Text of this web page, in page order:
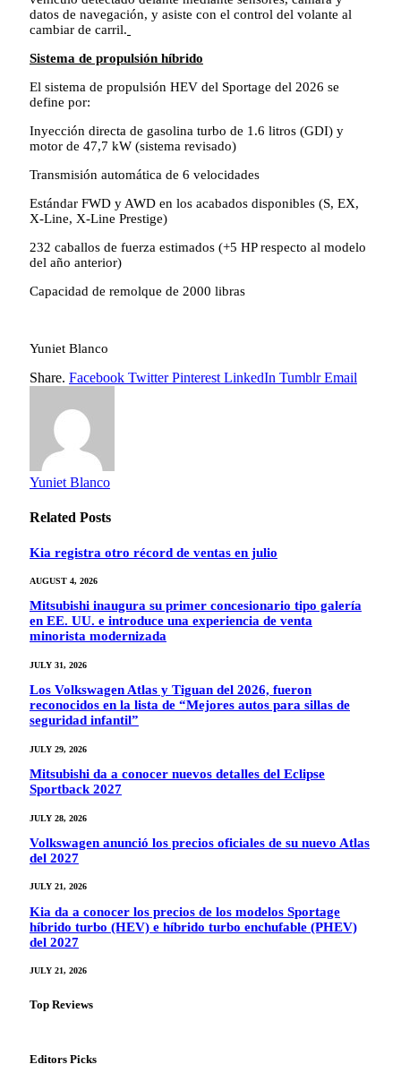
datos de navegación, y asiste con el control del volante al
cambiar de carril.
Sistema de propulsión híbrido
El sistema de propulsión HEV del Sportage del 2026 se
define por:
Inyección directa de gasolina turbo de 1.6 litros (GDI) y
motor de 47,7 kW (sistema revisado)
Transmisión automática de 6 velocidades
Estándar FWD y AWD en los acabados disponibles (S, EX,
X-Line, X-Line Prestige)
232 caballos de fuerza estimados (+5 HP respecto al modelo
del año anterior)
Capacidad de remolque de 2000 libras
Yuniet Blanco
Share. Facebook Twitter Pinterest LinkedIn Tumblr Email
Yuniet Blanco
Related Posts
Kia registra otro récord de ventas en julio
AUGUST 4, 2026
Mitsubishi inaugura su primer concesionario tipo galería
en EE. UU. e introduce una experiencia de venta
minorista modernizada
JULY 31, 2026
Los Volkswagen Atlas y Tiguan del 2026, fueron
reconocidos en la lista de “Mejores autos para sillas de
seguridad infantil”
JULY 29, 2026
Mitsubishi da a conocer nuevos detalles del Eclipse
Sportback 2027
JULY 28, 2026
Volkswagen anunció los precios oficiales de su nuevo Atlas
del 2027
JULY 21, 2026
Kia da a conocer los precios de los modelos Sportage
híbrido turbo (HEV) e híbrido turbo enchufable (PHEV)
del 2027
JULY 21, 2026
Top Reviews
Editors Picks